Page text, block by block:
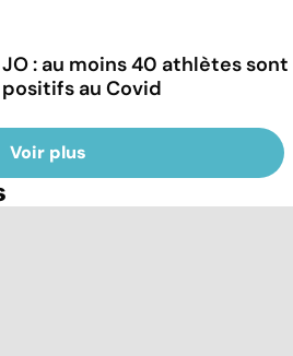
JO : au moins 40 athlètes sont
positifs au Covid
Voir plus